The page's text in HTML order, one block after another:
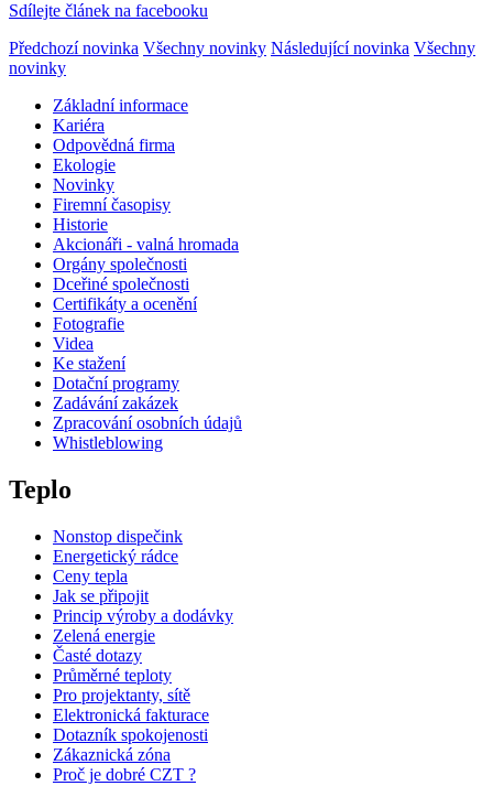
Sdílejte článek na facebooku
Předchozí novinka Všechny novinky Následující novinka Všechny
novinky
Základní informace
Kariéra
Odpovědná firma
Ekologie
Novinky
Firemní časopisy
Historie
Akcionáři - valná hromada
Orgány společnosti
Dceřiné společnosti
Certifikáty a ocenění
Fotografie
Videa
Ke stažení
Dotační programy
Zadávání zakázek
Zpracování osobních údajů
Whistleblowing
Teplo
Nonstop dispečink
Energetický rádce
Ceny tepla
Jak se připojit
Princip výroby a dodávky
Zelená energie
Časté dotazy
Průměrné teploty
Pro projektanty, sítě
Elektronická fakturace
Dotazník spokojenosti
Zákaznická zóna
Proč je dobré CZT ?